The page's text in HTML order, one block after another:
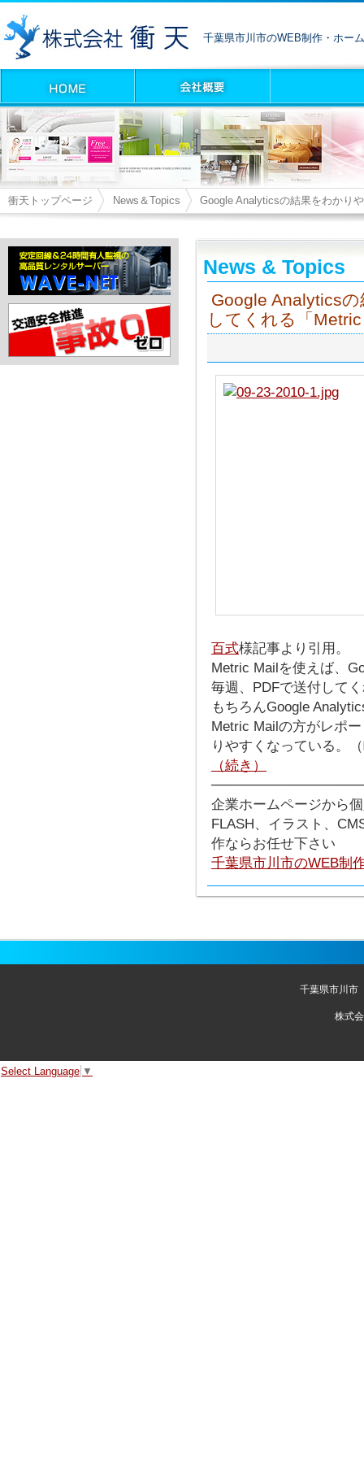
千葉県市川市のWEB制作・ホー
衝天トップページ News＆Topics Google Analyticsの結果をわかり
News & Topics
Google Analytics
してくれる「
百式様記事より引用。
Metric Mailを使えば、
毎週、PDFで送付して
もちろんGoogle
Metric Mailの方がレポ
りやすくなっている。
（続き）
企業ホームページから
FLASH、イラスト、
作ならお任せ下さい
千葉県市川市のWEB制
千葉県市川市
株式
Select Language ▼